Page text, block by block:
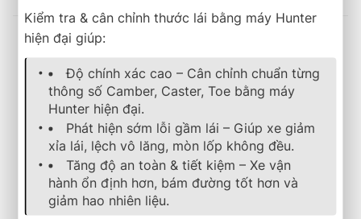
Sản phẩm tương tự
SOLD OUT
lốp xe bridgestone ecopia
Lốp Xe Bridgestone 205/50R17 Ecopia EP4A
2.667.600 ₫
Cần nhận báo giá mới
nhất? Nhấn vào đây để
trao đổi ngay
lốp xe bridgestone,turanza
LỐP XE BRIDGESTONE
2.350.000₫
Cần nhận báo giá mới
Kiểm tra & cân chỉnh thước lái bằng máy Hunter
hiện đại giúp:
Độ chính xác cao – Cân chỉnh chuẩn từng
thông số Camber, Caster, Toe bằng máy
Hunter hiện đại.
Phát hiện sớm lỗi gầm lái – Giúp xe giảm
xỉa lái, lệch vô lăng, mòn lốp không đều.
Tăng độ an toàn & tiết kiệm – Xe vận
hành ổn định hơn, bám đường tốt hơn và
giảm hao nhiên liệu.